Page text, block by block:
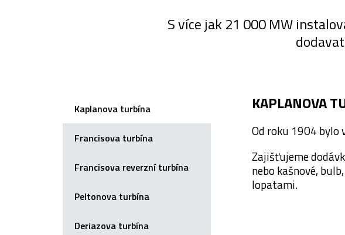
S více jak 21 000 MW
Kaplanova turbína
Francisova turbína
Francisova reverzní turbína
Peltonova turbína
Deriazova turbína
KAPLANOVA
Od roku 1904 bylo
Zajišťujeme
nebo kašnové,
lopatami.